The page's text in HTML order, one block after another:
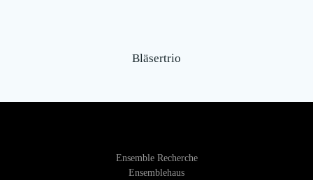
Bläsertrio
Ensemble Recherche
Ensemblehaus